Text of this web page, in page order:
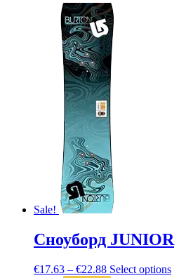
Sale!
Сноуборд JUNIOR
€17.63 – €22.88 Select options